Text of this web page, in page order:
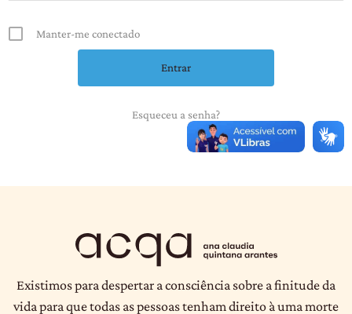
Manter-me conectado
Esqueceu a senha?
Existimos para despertar a consciência sobre a finitude da
vida para que todas as pessoas tenham direito à uma morte